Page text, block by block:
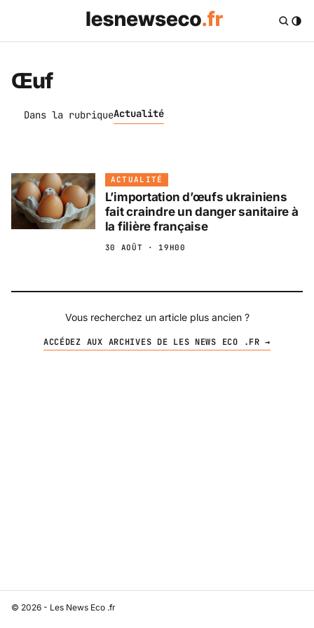
Œuf
Dans la rubriqueActualité
ACTUALITÉ
L’importation d’œufs ukrainiens
fait craindre un danger sanitaire à
la filière française
30 AOÛT · 19H00
Vous recherchez un article plus ancien ?
ACCÉDEZ AUX ARCHIVES DE LES NEWS ECO .FR →
© 2026 - Les News Eco .fr